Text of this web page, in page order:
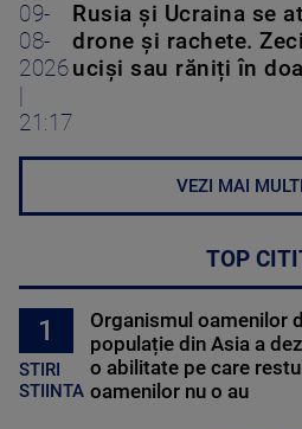
09-
08-
2026
21:17
Rusia și Ucraina se
drone și rachete.
uciși sau răniți în
VEZI MAI
TOP
1
STIRI
STIINTA
Organismul oamenilor
populație din Asia a
o abilitate pe care restul
oamenilor nu o au